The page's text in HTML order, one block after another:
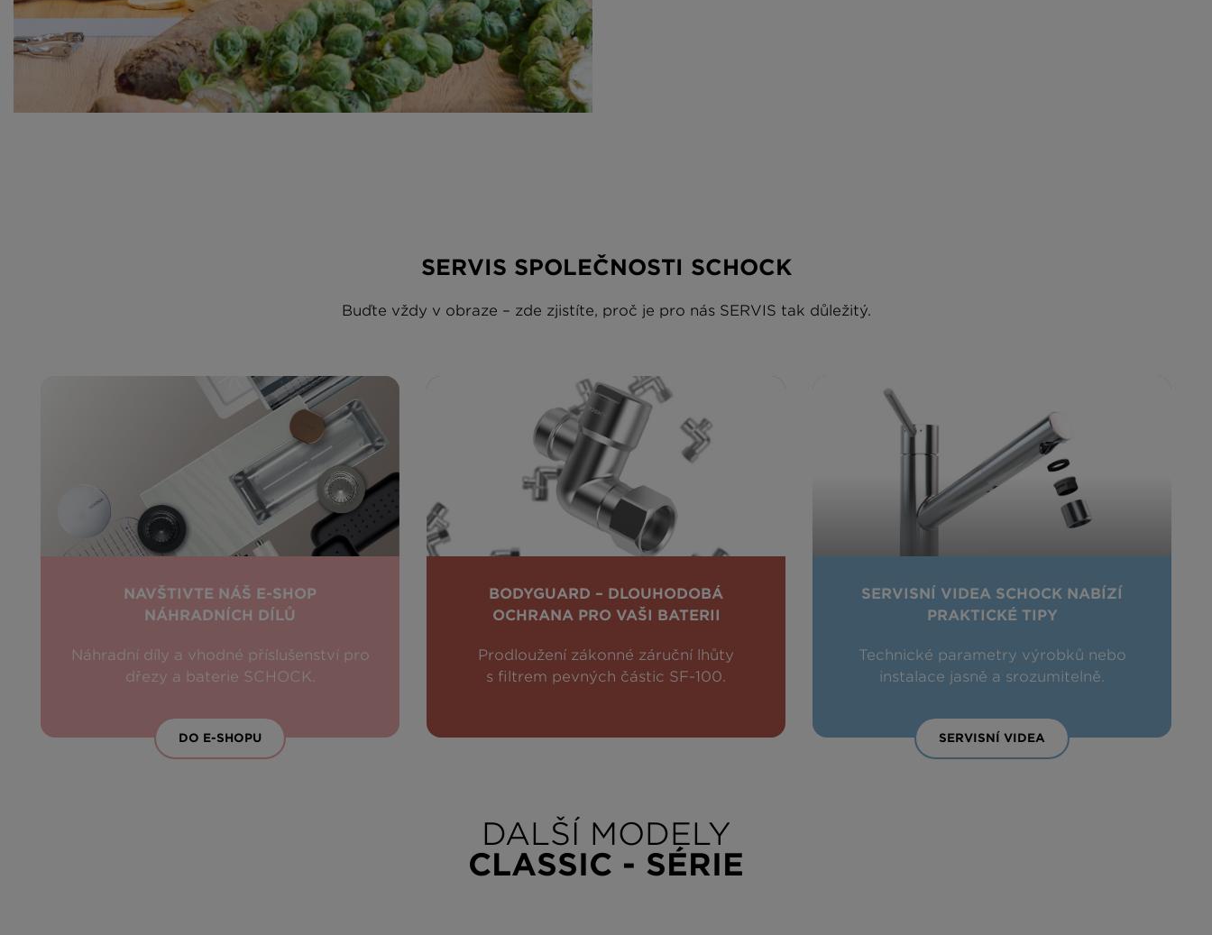
SERVIS SPOLEČNOSTI SCHOCK
Buďte vždy v obraze – zde zjistíte, proč je pro nás SERVIS tak důležitý.
NAVŠTIVTE NÁŠ E-SHOP
NÁHRADNÍCH DÍLŮ
Náhradní díly a vhodné příslušenství pro
dřezy a baterie SCHOCK.
DO E-SHOPU
BODYGUARD – DLOUHODOBÁ
OCHRANA PRO VAŠI BATERII
Prodloužení zákonné záruční lhůty
s filtrem pevných částic SF-100.
SERVISNÍ VIDEA SCHOCK NABÍZÍ
PRAKTICKÉ TIPY
Technické parametry výrobků nebo
instalace jasně a srozumitelně.
SERVISNÍ VIDEA
DALŠÍ MODELY
CLASSIC - SÉRIE